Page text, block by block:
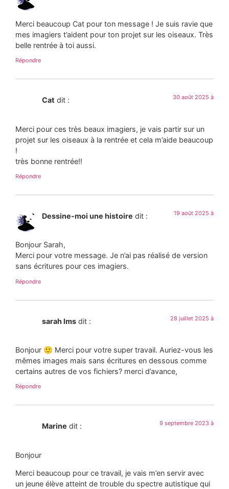
Merci beaucoup Cat pour ton message ! Je suis ravie que
mes imagiers t’aident pour ton projet sur les oiseaux. Très
belle rentrée à toi aussi.
Répondre
Cat dit : 30 août 2025 à
Merci pour ces très beaux imagiers, je vais partir sur un
projet sur les oiseaux à la rentrée et cela m’aide beaucoup
!
très bonne rentrée!!
Répondre
Dessine-moi une histoire dit : 19 août 2025 à
Bonjour Sarah,
Merci pour votre message. Je n’ai pas réalisé de version
sans écritures pour ces imagiers.
Répondre
sarah lms dit : 28 juillet 2025 à
Bonjour 🙂 Merci pour votre super travail. Auriez-vous les
mêmes images mais sans écritures en dessous comme
certains autres de vos fichiers? merci d’avance,
Répondre
Marine dit : 9 septembre 2023 à
Bonjour
Merci beaucoup pour ce travail, je vais m’en servir avec
un jeune élève atteint de trouble du spectre autistique qui